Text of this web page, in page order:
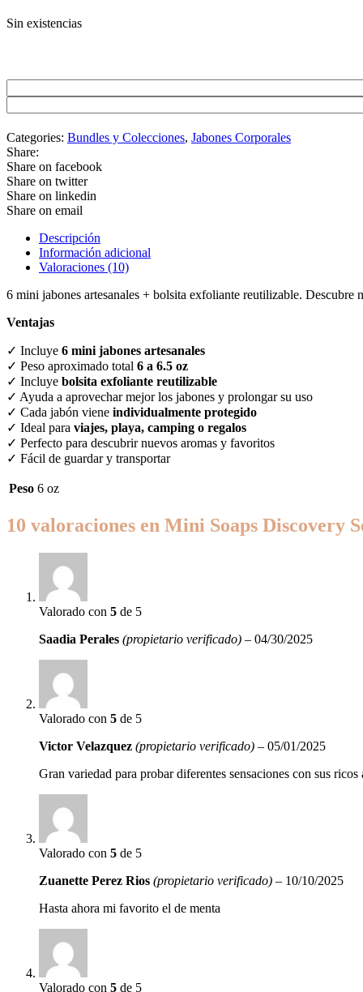
Sin existencias
Categories: Bundles y Colecciones, Jabones Corporales
Share:
Share on facebook
Share on twitter
Share on linkedin
Share on email
Descripción
Información adicional
Valoraciones (10)
6 mini jabones artesanales + bolsita exfoliante reutilizable.
Ventajas
✓ Incluye 6 mini jabones artesanales
✓ Peso aproximado total 6 a 6.5 oz
✓ Incluye bolsita exfoliante reutilizable
✓ Ayuda a aprovechar mejor los jabones y prolongar su uso
✓ Cada jabón viene individualmente protegido
✓ Ideal para viajes, playa, camping o regalos
✓ Perfecto para descubrir nuevos aromas y favoritos
✓ Fácil de guardar y transportar
Peso 6 oz
10 valoraciones en Mini Soaps Discovery
Valorado con 5 de 5
Saadia Perales (propietario verificado) – 04/30/2025
Valorado con 5 de 5
Victor Velazquez (propietario verificado) – 05/01/2025
Gran variedad para probar diferentes sensaciones con sus
Valorado con 5 de 5
Zuanette Perez Rios (propietario verificado) – 10/10/2025
Hasta ahora mi favorito el de menta
Valorado con 5 de 5